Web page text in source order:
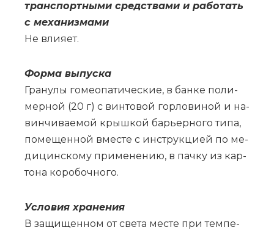
транс­порт­ны­ми сред­ства­ми и ра­бо­тать
с ме­ха­низ­ма­ми
Не вли­я­ет.
Фор­ма вы­пус­ка
Гра­ну­лы го­мео­па­ти­че­ские, в бан­ке по­ли­
мер­ной (20 г) с вин­то­вой гор­ло­ви­ной и на­
вин­чи­ва­е­мой крыш­кой ба­рьер­но­го ти­па,
по­ме­щен­ной вме­сте с ин­струк­ци­ей по ме­
ди­цин­ско­му при­ме­не­нию, в пач­ку из кар­
то­на ко­ро­боч­но­го.
Усло­вия хра­не­ния
В за­щи­щен­ном от све­та ме­сте при тем­пе­